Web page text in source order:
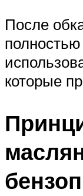
После
которые